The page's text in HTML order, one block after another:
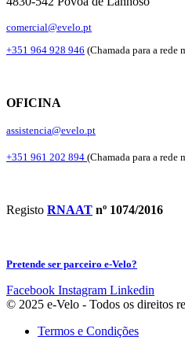
comercial@evelo.pt
+351 964 928 946 (Chamada para a rede
OFICINA
assistencia@evelo.pt
+351 961 202 894 (Chamada para a rede
Registo RNAAT nº 1074/2016
Pretende ser parceiro e-Velo?
Facebook Instagram Linkedin
© 2025 e-Velo - Todos os direitos
Termos e Condições